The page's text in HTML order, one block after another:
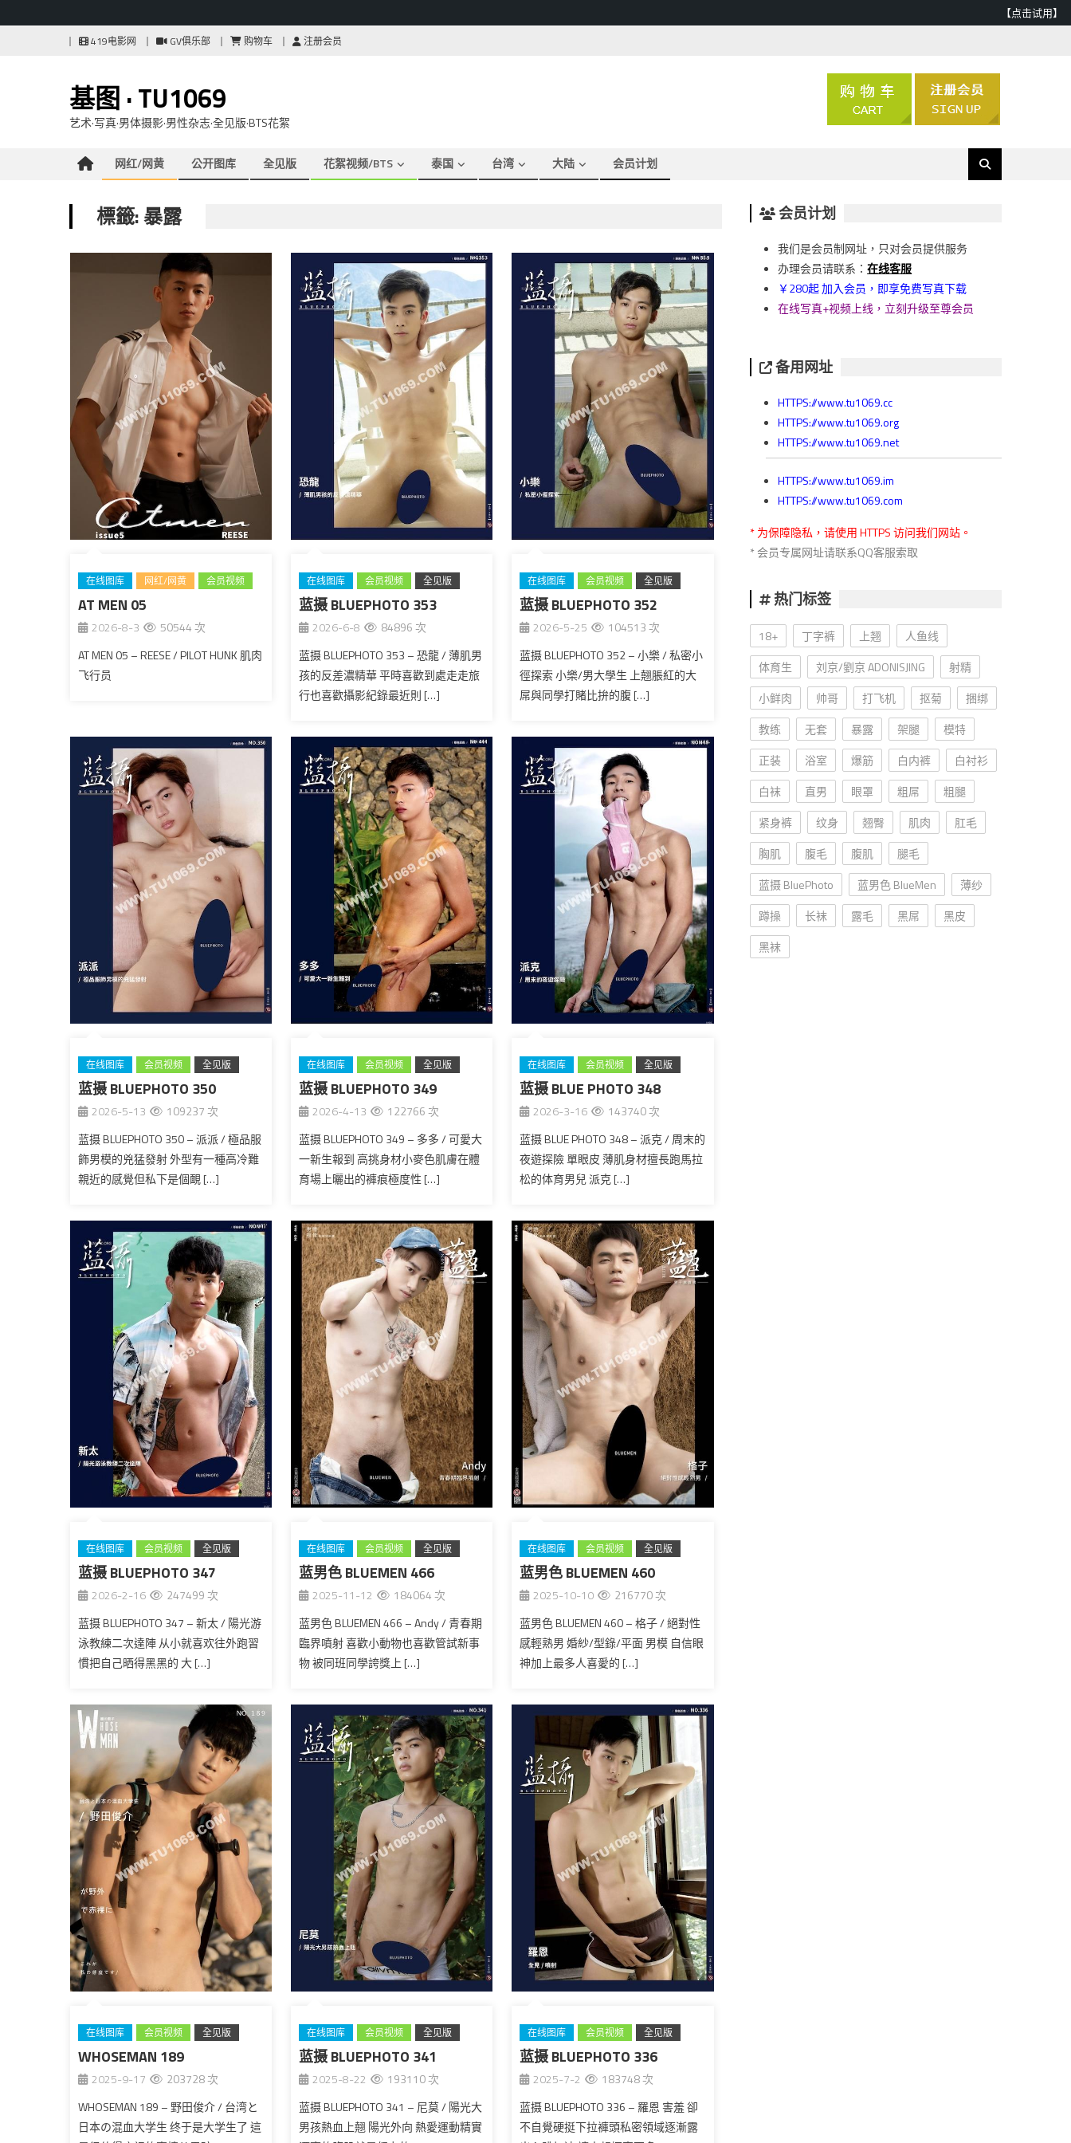
【点击试用】
419电影网 GV俱乐部 购物车 注册会员
基图 · TU1069
艺术·写真·男体摄影·男性杂志·全见版·BTS花絮
网红/网黄 公开图库 全见版 花絮视频/BTS 泰国 台湾 大陆 会员计划
標籤: 暴露
在线图库 网红/网黄
会员视频
全见版
台湾
AT MEN 05
2026-8-3
50544 次
AT MEN 05 – REESE / PILOT HUNK 肌肉
飞行员
在线图库 会员视频
全见版
台湾
蓝摄 BLUEPHOTO 353
2026-6-8
84896 次
蓝摄 BLUEPHOTO 353 – 恐龍 / 薄肌男
孩的反差濃精華 平時喜歡到處走走旅
行也喜歡攝影紀錄最近則 […]
在线图库 会员视频
全见版
台湾
蓝摄 BLUEPHOTO 352
2026-5-25
104513 次
蓝摄 BLUEPHOTO 352 – 小樂 / 私密小
徑探索 小樂/男大學生 上翹脹紅的大
屌與同學打賭比拚的腹 […]
在线图库 会员视频
全见版
台湾
蓝摄 BLUEPHOTO 350
2026-5-13
109237 次
蓝摄 BLUEPHOTO 350 – 派派 / 極品服
飾男模的兇猛發射 外型有一種高冷難
親近的感覺但私下是個靦 […]
在线图库 会员视频
全见版
台湾
蓝摄 BLUEPHOTO 349
2026-4-13
122766 次
蓝摄 BLUEPHOTO 349 – 多多 / 可愛大
一新生報到 高挑身材小麥色肌膚在體
育場上曬出的褲痕極度性 […]
在线图库 会员视频
全见版
台湾
蓝摄 BLUE PHOTO 348
2026-3-16
143740 次
蓝摄 BLUE PHOTO 348 – 派克 / 周末的
夜遊探險 單眼皮 薄肌身材擅長跑馬拉
松的体育男兒 派克 […]
在线图库 会员视频
全见版
台湾
蓝摄 BLUEPHOTO 347
2026-2-16
247499 次
蓝摄 BLUEPHOTO 347 – 新太 / 陽光游
泳教練二次達陣 从小就喜欢往外跑習
慣把自己晒得黑黑的 大 […]
在线图库 会员视频
全见版
台湾
蓝男色 BLUEMEN 466
2025-11-12
184064 次
蓝男色 BLUEMEN 466 – Andy / 青春期
臨界噴射 喜歡小動物也喜歡管試新事
物 被同班同學誇獎上 […]
在线图库 会员视频
全见版
台湾
蓝男色 BLUEMEN 460
2025-10-10
216770 次
蓝男色 BLUEMEN 460 – 格子 / 絕對性
感輕熟男 婚紗/型錄/平面 男模 自信眼
神加上最多人喜愛的 […]
在线图库 会员视频
全见版
台湾
WHOSEMAN 189
2025-9-17
203728 次
WHOSEMAN 189 – 野田俊介 / 台湾と
日本の混血大学生 终于是大学生了 這
在线图库 会员视频
全见版
台湾
蓝摄 BLUEPHOTO 341
2025-8-22
193110 次
蓝摄 BLUEPHOTO 341 – 尼莫 / 陽光大
男孩熱血上翹 陽光外向 熱愛運動精實
在线图库 会员视频
全见版
台湾
蓝摄 BLUEPHOTO 336
2025-7-2
183748 次
蓝摄 BLUEPHOTO 336 – 羅恩 害羞 卻
不自覺硬挺下拉褲頭私密領域逐漸露
会员计划
我们是会员制网址，只对会员提供服务
办理会员请联系：在线客服
￥280起 加入会员，即享免费写真下载
在线写真+视频上线，立刻升级至尊会员
备用网址
HTTPS://www.tu1069.cc
HTTPS://www.tu1069.org
HTTPS://www.tu1069.net
HTTPS://www.tu1069.im
HTTPS://www.tu1069.com
* 为保障隐私，请使用 HTTPS 访问我们网站。
* 会员专属网址请联系QQ客服索取
热门标签
18+ 丁字裤 上翘
人鱼线
体育生
刘京/劉京 ADONISJING
射精
小鲜肉
帅哥 打飞机 抠菊
捆绑
教练
无套 暴露 架腿
模特
正装
浴室 爆筋 白内裤
白衬衫
白袜
直男 眼罩 粗屌
粗腿
紧身裤
纹身 翘臀 肌肉
肛毛
胸肌
腹毛 腹肌
腿毛
蓝摄 BluePhoto
蓝男色 BlueMen
薄纱
蹲操
长袜 露毛 黑屌
黑皮
黑袜